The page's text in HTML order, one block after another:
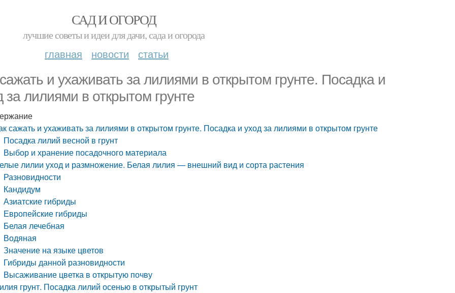
САД И ОГОРОД
лучшие советы и идеи для дачи, сада и огорода
главная новости статьи
и ухаживать за лилиями в открытом грунте. Посадка и
за лилиями в открытом грунте
сажать и ухаживать за лилиями в открытом грунте. Посадка и уход за лилиями в открытом грунте
Посадка лилий весной в грунт
Выбор и хранение посадочного материала
лилии уход и размножение. Белая лилия — внешний вид и сорта растения
Разновидности
Кандидум
Азиатские гибриды
Европейские гибриды
Белая лечебная
Водяная
Значение на языке цветов
Гибриды данной разновидности
Высаживание цветка в открытую почву
грунт. Посадка лилий осенью в открытый грунт